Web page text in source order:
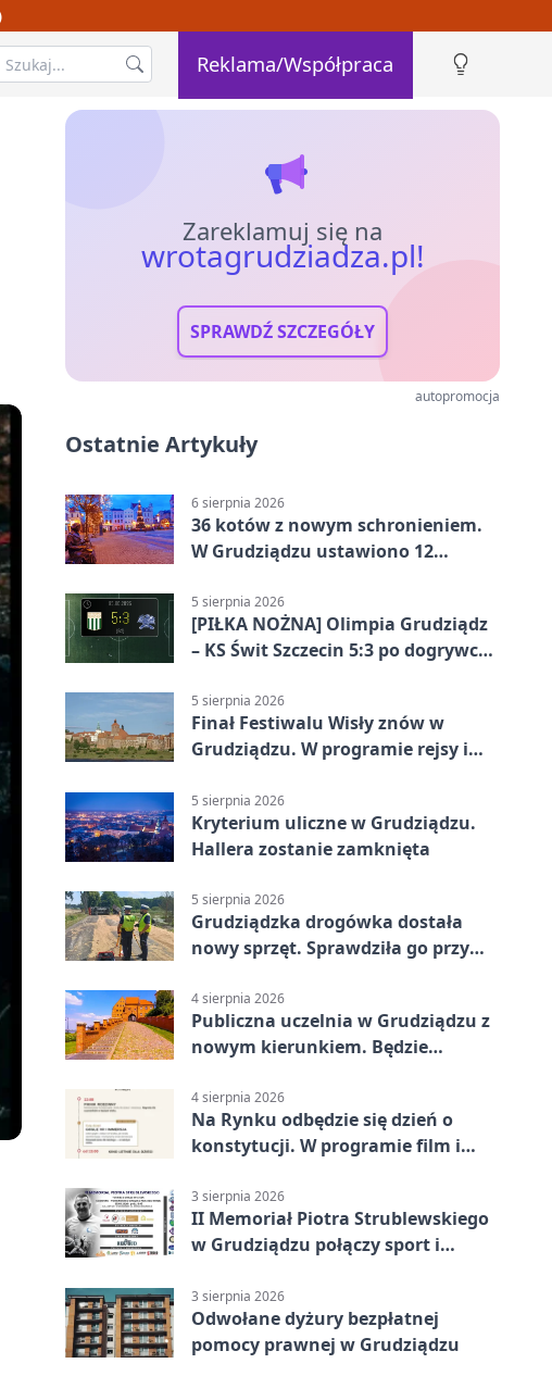
Reklama/Współpraca
Zareklamuj się na
wrotagrudziadza.pl!
SPRAWDŹ SZCZEGÓŁY
autopromocja
Ostatnie Artykuły
6 sierpnia 2026
36 kotów z nowym schronieniem.
W Grudziądzu ustawiono 12
5 sierpnia 2026
[PIŁKA NOŻNA] Olimpia Grudziądz
– KS Świt Szczecin 5:3 po dogrywce
odwrócili losy meczu
5 sierpnia 2026
Finał Festiwalu Wisły znów w
Grudziądzu. W programie rejsy i
5 sierpnia 2026
Kryterium uliczne w Grudziądzu.
Hallera zostanie zamknięta
5 sierpnia 2026
Grudziądzka drogówka dostała
nowy sprzęt. Sprawdziła go przy
4 sierpnia 2026
Publiczna uczelnia w Grudziądzu z
nowym kierunkiem. Będzie
4 sierpnia 2026
Na Rynku odbędzie się dzień o
konstytucji. W programie film i
3 sierpnia 2026
II Memoriał Piotra Strublewskiego
w Grudziądzu połączy sport i
3 sierpnia 2026
Odwołane dyżury bezpłatnej
pomocy prawnej w Grudziądzu